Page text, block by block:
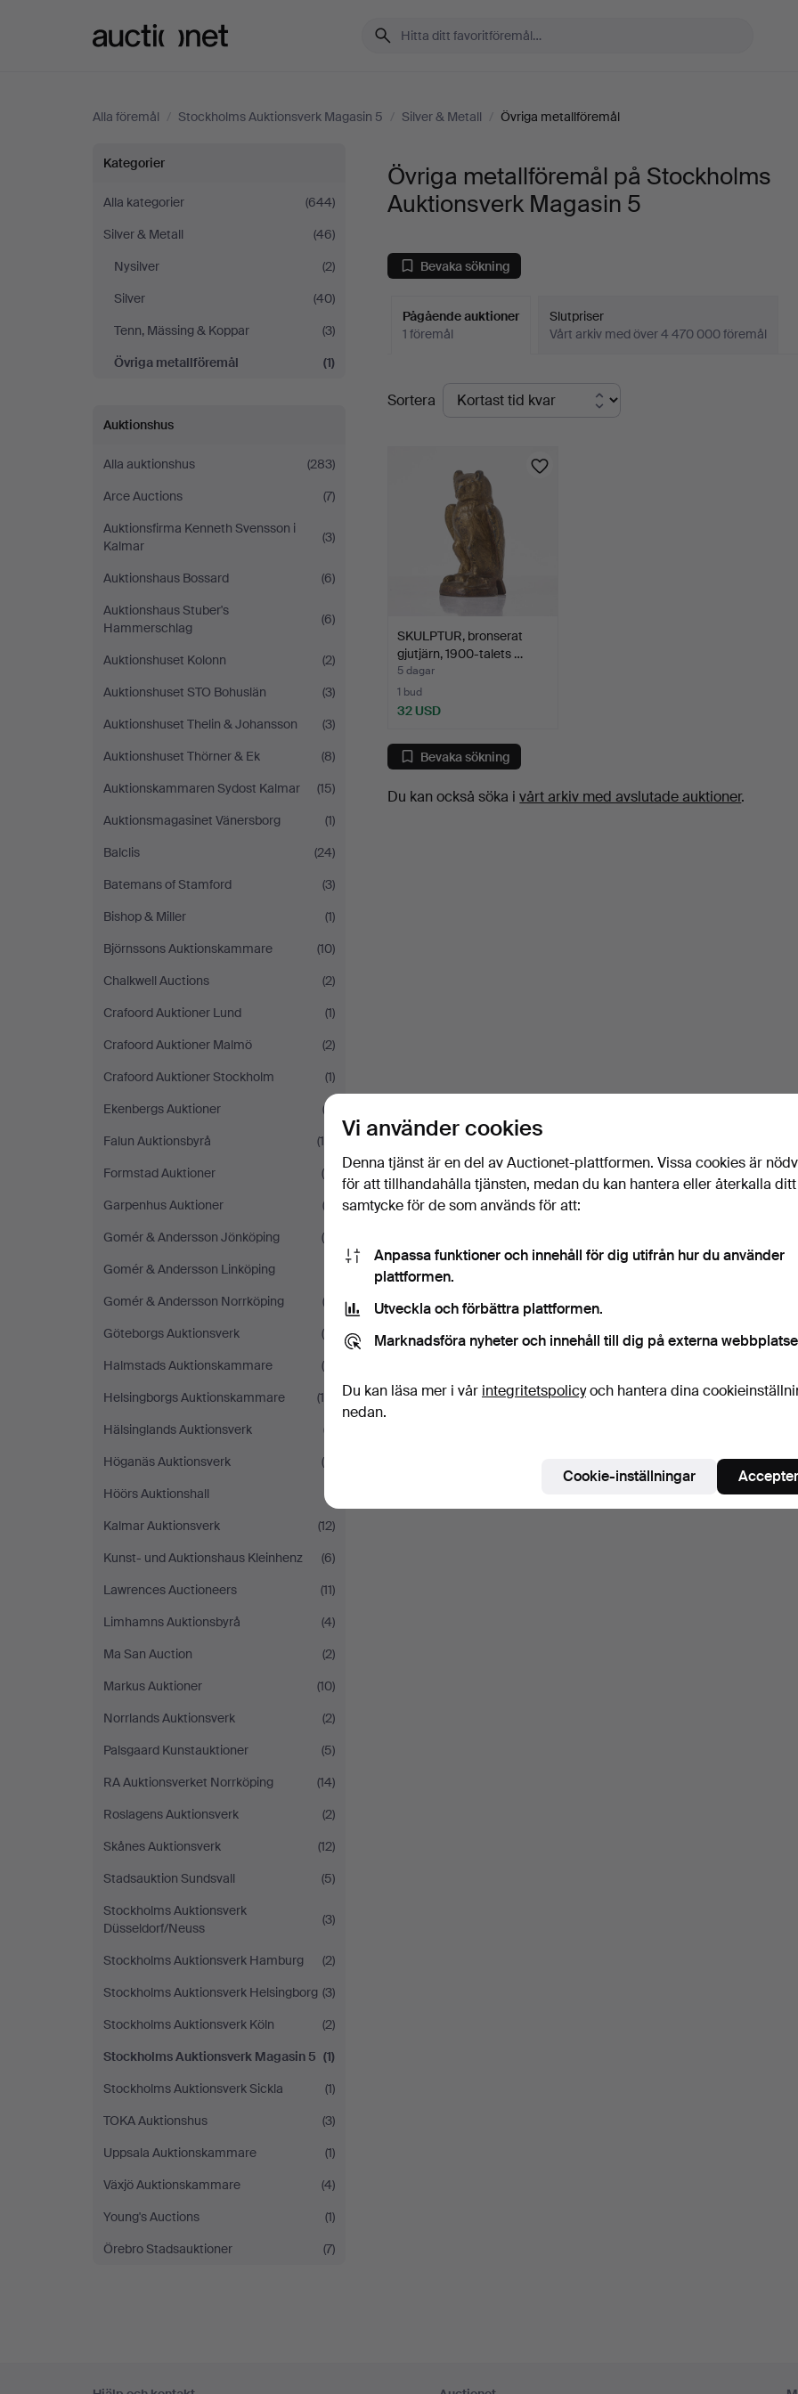
Alla föremål / Stockholms Auktionsverk Magasin 5 / Silver & Metall / Övriga metallföremål
Övriga
metallföremål
på
Stockholms
Auktionsverk
Magasin
5
Kategorier
Alla kategorier
(644)
Silver & Metall
(46)
Nysilver
(2)
Silver
(40)
Tenn, Mässing & Koppar
(3)
Övriga metallföremål
(1)
Auktionshus
Alla auktionshus
(283)
Arce Auctions
(7)
Auktionsfirma Kenneth Svensson i
Kalmar
(3)
Auktionshaus Bossard
(6)
Auktionshaus Stuber's
Hammerschlag
(6)
Auktionshuset Kolonn
(2)
Auktionshuset STO Bohuslän
(3)
Auktionshuset Thelin & Johansson
(3)
Auktionshuset Thörner & Ek
(8)
Auktionskammaren Sydost Kalmar
(15)
Auktionsmagasinet Vänersborg
(1)
Balclis
(24)
Batemans of Stamford
(3)
Bishop & Miller
(1)
Björnssons Auktionskammare
(10)
Chalkwell Auctions
(2)
Crafoord Auktioner Lund
(1)
Crafoord Auktioner Malmö
(2)
Crafoord Auktioner Stockholm
(1)
Ekenbergs Auktioner
(2)
Falun Auktionsbyrå
(10)
Formstad Auktioner
(9)
Garpenhus Auktioner
(2)
Gomér & Andersson Jönköping
(5)
Gomér & Andersson Linköping
Gomér & Andersson Norrköping
(3)
Göteborgs Auktionsverk
(5)
Halmstads Auktionskammare
(8)
Helsingborgs Auktionskammare
(15)
Hälsinglands Auktionsverk
(7)
Höganäs Auktionsverk
(4)
Höörs Auktionshall
Kalmar Auktionsverk
(12)
Kunst- und Auktionshaus Kleinhenz
(6)
Lawrences Auctioneers
(11)
Limhamns Auktionsbyrå
(4)
Ma San Auction
(2)
Markus Auktioner
(10)
Norrlands Auktionsverk
(2)
Palsgaard Kunstauktioner
(5)
RA Auktionsverket Norrköping
(14)
Roslagens Auktionsverk
(2)
Skånes Auktionsverk
(12)
Stadsauktion Sundsvall
(5)
Stockholms Auktionsverk
Düsseldorf/Neuss
(3)
Stockholms Auktionsverk Hamburg
(2)
Stockholms Auktionsverk Helsingborg (3)
Stockholms Auktionsverk Köln
(2)
Stockholms Auktionsverk Magasin 5 (1)
Stockholms Auktionsverk Sickla
(1)
TOKA Auktionshus
(3)
Uppsala Auktionskammare
(1)
Växjö Auktionskammare
(4)
Young's Auctions
(1)
Örebro Stadsauktioner
(7)
Övriga metallföremål på Stockholms
Auktionsverk Magasin 5
Bevaka sökning
Pågående auktioner
1 föremål
Slutpriser
Vårt arkiv med över 4 470 000 föremål
Pågående
auktioner
Sortera
SKULPTUR, bronserat
gjutjärn, 1900-talets …
5 dagar
1 bud
32 USD
Bevaka sökning
Du kan också söka ivårt arkiv med avslutade auktioner.
Vi använder cookies
Denna tjänst är en del av Auctionet-plattformen. Vissa cookies är
för att tillhandahålla tjänsten, medan du kan hantera eller återkalla ditt
samtycke för de som används för att:
Anpassa funktioner och innehåll för dig utifrån hur du använder
plattformen.
Utveckla och förbättra plattformen.
Marknadsföra nyheter och innehåll till dig på externa
Du kan läsa mer i vår integritetspolicyoch hantera dina
nedan.
Cookie-inställningar